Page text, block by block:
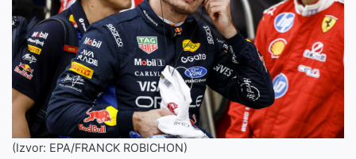
(Izvor: EPA/FRANCK ROBICHON)